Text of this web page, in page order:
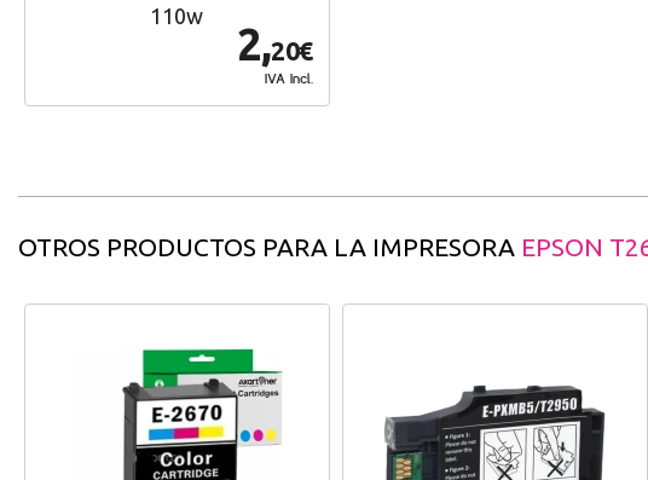
110w
2,20€
IVA Incl.
OTROS PRODUCTOS PARA LA IMPRESORA EPSON